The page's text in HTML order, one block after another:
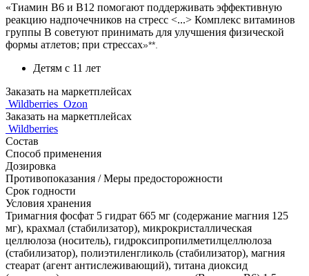
«Тиамин В6 и В12 помогают поддерживать эффективную
реакцию надпочечников на стресс <...> Комплекс витаминов
группы В советуют принимать для улучшения физической
формы атлетов; при стрессах»**.
Детям с 11 лет
Заказать на маркетплейсах
Wildberries Ozon
Заказать на маркетплейсах
Wildberries
Состав
Способ применения
Дозировка
Противопоказания / Меры предосторожности
Срок годности
Условия хранения
Тримагния фосфат 5 гидрат 665 мг (содержание магния 125
мг), крахмал (стабилизатор), микрокристаллическая
целлюлоза (носитель), гидроксипропилметилцеллюлоза
(стабилизатор), полиэтиленгликоль (стабилизатор), магния
стеарат (агент антислеживающий), титана диоксид